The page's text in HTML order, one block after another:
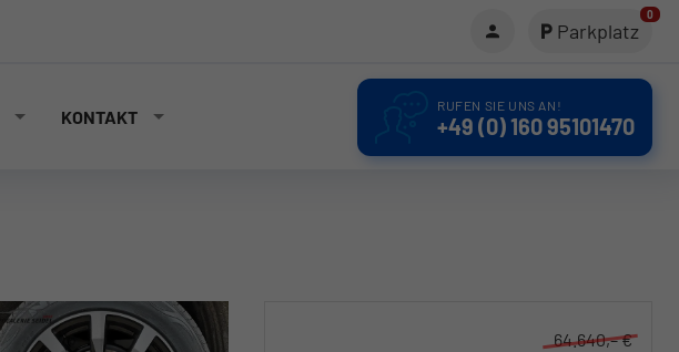
Parkplatz
0
KONTAKT
RUFEN SIE UNS AN!
+49 (0) 160 95101470
64.640,– €